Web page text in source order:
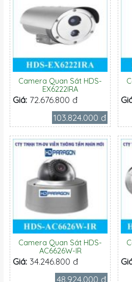
Camera Quan Sát HDS-
EX6222IRA
Giá: 72.676.800 đ
103.824.000 đ
Camera Quan Sát HDS-
AC6626W-IR
Giá: 34.246.800 đ
48.924.000 đ